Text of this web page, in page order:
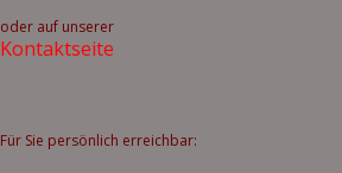
oder auf unserer
Kontaktseite
Für Sie persönlich erreichbar: